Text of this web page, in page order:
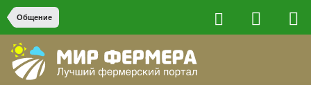
Общение